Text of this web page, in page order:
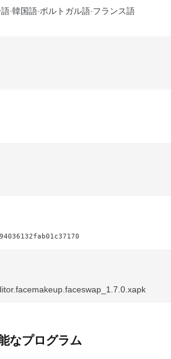
韓国語 ポルトガル語 フランス語
なプログラム